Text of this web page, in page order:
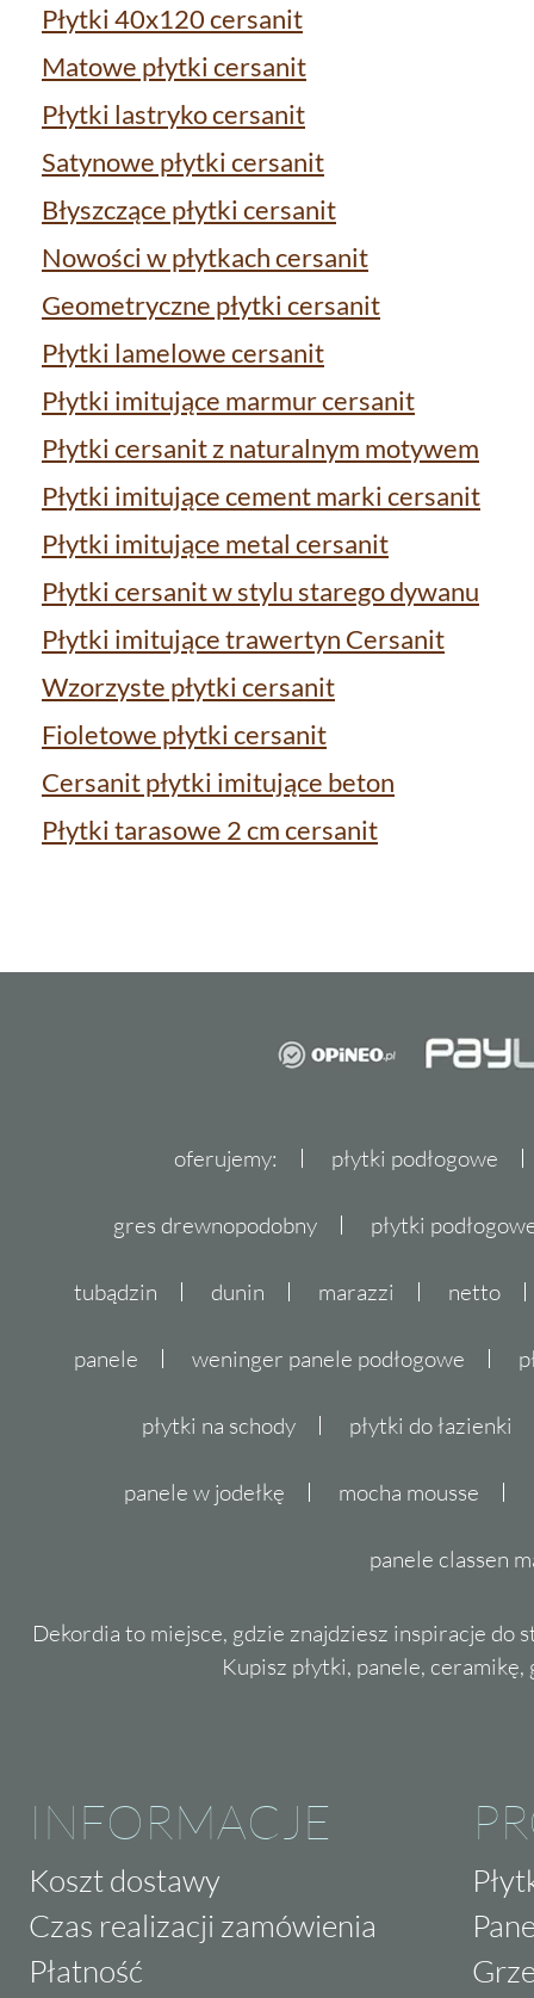
Płytki 40x120 cersanit
Matowe płytki cersanit
Płytki lastryko cersanit
Satynowe płytki cersanit
Błyszczące płytki cersanit
Nowości w płytkach cersanit
Geometryczne płytki cersanit
Płytki lamelowe cersanit
Płytki imitujące marmur cersanit
Płytki cersanit z naturalnym motywem
Płytki imitujące cement marki cersanit
Płytki imitujące metal cersanit
Płytki cersanit w stylu starego dywanu
Płytki imitujące trawertyn Cersanit
Wzorzyste płytki cersanit
Fioletowe płytki cersanit
Cersanit płytki imitujące beton
Płytki tarasowe 2 cm cersanit
oferujemy: płytki podłogowe
gres drewnopodobny płytki
tubądzin dunin marazzi netto
panele weninger panele podłogowe
płytki na schody płytki do łazienki
panele w jodełkę mocha mousse
panele classen
Dekordia to miejsce, gdzie znajdziesz inspiracje do
Kupisz płytki, panele,
INFORMACJE
Koszt dostawy
Czas realizacji zamówienia
Płatność